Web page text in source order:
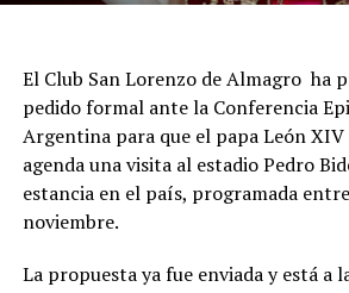
El Club San Lorenzo de Almagro ha
pedido formal ante la Conferencia
Argentina para que el papa León XIV
agenda una visita al estadio Pedro
estancia en el país, programada
noviembre.
La propuesta ya fue enviada y está a